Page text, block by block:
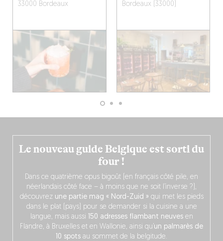
33000 Bordeaux
Bordeaux (33000)
Le nouveau guide Belgique est sorti du
four !
Dans ce quatrième opus bigoût (en français côté pile, en
néerlandais côté face – à moins que ne soit l’inverse ?),
découvrez une partie mag « Nord-Zuid » qui met les pieds
dans le plat (pays) pour se demander si la cuisine a une
langue, mais aussi 150 adresses flambant neuvesen
Flandre, à Bruxelles et en Wallonie, ainsi qu’un palmarès de
10 spots au sommet de la belgitude.